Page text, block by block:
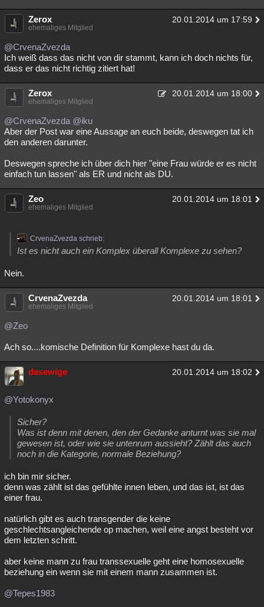
Zerox 20.01.2014 um 17:59
ehemaliges Mitglied
@CrvenaZvezda
Ich weiß dass das nicht von dir stammt, kann ich doch nichts für,
dass er das nicht richtig zitiert hat!
Zerox 20.01.2014 um 18:00
ehemaliges Mitglied
@CrvenaZvezda @iku
Aber der Post war eine Aussage an euch beide, deswegen tat ich
den anderen darunter.
Deswegen spreche ich über dich hier "eine Frau würde er es nicht
einfach tun lassen" als ER und nicht als DU.
Zeo 20.01.2014 um 18:01
ehemaliges Mitglied
CrvenaZvezda schrieb:
Ist es nicht auch ein Komplex überall Komplexe zu sehen?
Nein.
CrvenaZvezda 20.01.2014 um 18:01
ehemaliges Mitglied
@Zeo
Ach so....komische Definition für Komplexe hast du da.
dasewige 20.01.2014 um 18:02
@Yotokonyx
Sicher?
Was ist denn mit denen, den der Gedanke anturnt was sie mal
gewesen ist, oder wie sie untenrum aussieht? Zählt das auch
noch in die Kategorie, normale Beziehung?
ich bin mir sicher.
denn was zählt ist das gefühlte innen leben, und das ist, ist das
einer frau.
natürlich gibt es auch transgender die keine
geschlechtsangleichende op machen, weil eine angst besteht vor
dem letzten schritt.
aber keine mann zu frau transsexuelle geht eine homosexuelle
beziehung ein wenn sie mit einem mann zusammen ist.
@Tepes1983